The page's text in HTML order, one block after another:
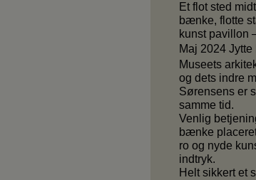
Et flot sted
bænke, flotte
kunst pavillon
Maj 2024
Museets
og dets indre
Sørensens er
samme tid.
Venlig
bænke
ro og nyde
indtryk.
Helt sikkert et